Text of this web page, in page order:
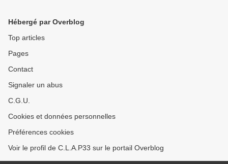
Hébergé par Overblog
Top articles
Pages
Contact
Signaler un abus
C.G.U.
Cookies et données personnelles
Préférences cookies
Voir le profil de C.L.A.P33 sur le portail Overblog